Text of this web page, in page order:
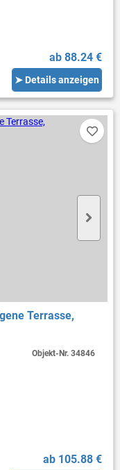
ab 88.24 €
➤ Details anzeigen
Terrasse,
ab 105.88 €
Objekt-Nr.34846